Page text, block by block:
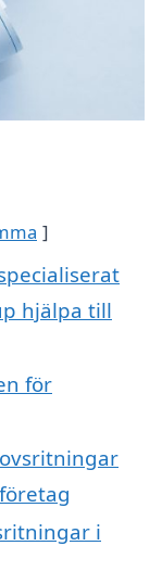
hjälpa till
för
i